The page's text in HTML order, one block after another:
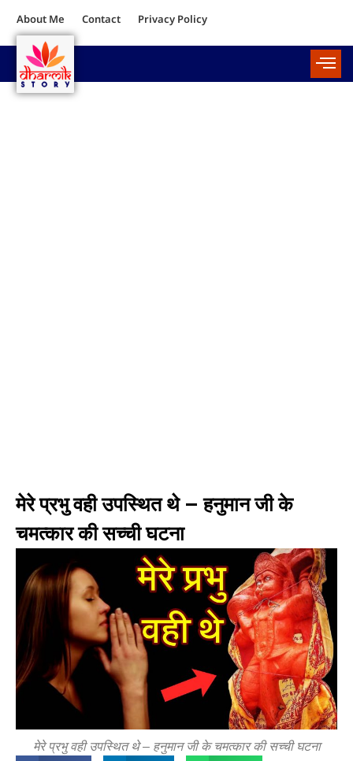
About Me Contact Privacy Policy
मेरे प्रभु वही उपस्थित थे – हनुमान जी के
चमत्कार की सच्ची घटना
मेरे प्रभु वही उपस्थित थे – हनुमान जी के चमत्कार की सच्ची घटना